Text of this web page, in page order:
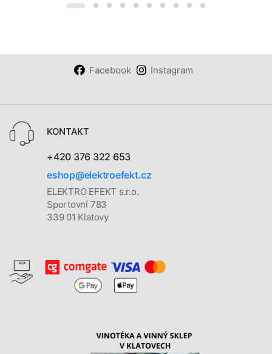
Facebook Instagram
KONTAKT
+420 376 322 653
eshop@elektroefekt.cz
ELEKTRO EFEKT s.r.o.
Sportovní 783
339 01 Klatovy